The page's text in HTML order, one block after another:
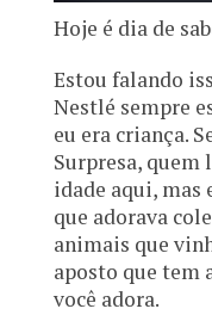
Hoje é dia de
Estou falando
Nestlé sempre
eu era criança.
Surpresa, quem
idade aqui, mas
que adorava
animais que
aposto que tem
você adora.